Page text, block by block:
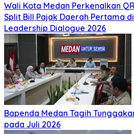
Wali Kota Medan Perkenalkan
Split Bill Pajak Daerah Pertama
Leadership Dialogue 2026
Bapenda Medan Tagih
pada Juli 2026